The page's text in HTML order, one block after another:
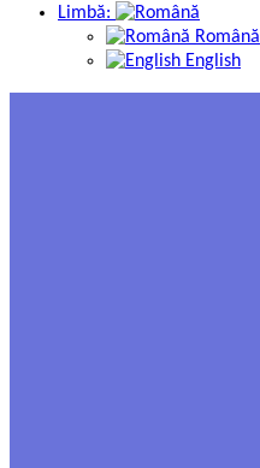
Limbă:
Română
English